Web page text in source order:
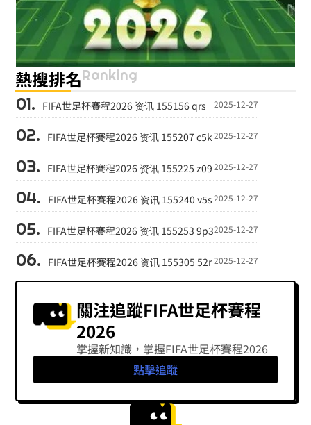
熱搜排名Ranking
FIFA世足杯賽程2026 资讯 155156 qrs 2025-12-27
FIFA世足杯賽程2026 资讯 155207 c5k2025-12-27
FIFA世足杯賽程2026 资讯 155225 z092025-12-27
FIFA世足杯賽程2026 资讯 155240 v5s2025-12-27
FIFA世足杯賽程2026 资讯 155253 9p32025-12-27
FIFA世足杯賽程2026 资讯 155305 52r2025-12-27
關注追蹤FIFA世足杯賽程
2026
掌握新知識，掌握FIFA世足杯賽程2026
點擊追蹤